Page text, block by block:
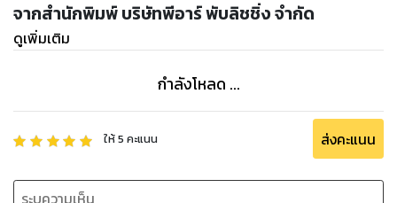
จากสำนักพิมพ์ บริษัทพีอาร์ พับลิชชิ่ง จำกัด
ดูเพิ่มเติม
กำลังโหลด ...
ให้5 คะแนน ส่งคะแนน